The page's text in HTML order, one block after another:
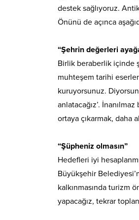
destek sağlıyoruz.
Önünü de açınca
“Şehrin değerleri
Birlik beraberlik içinde
muhteşem tarihi
kuruyorsunuz.
anlatacağız’.
ortaya çıkarmak, daha
“Şüpheniz olmasın”
Hedefleri iyi
Büyükşehir
kalkınmasında turizm
yapacağız, tekrar